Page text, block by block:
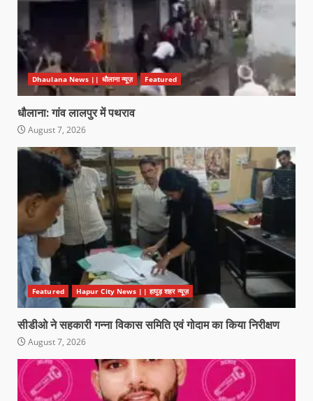
Dhaulana News || धौलाना न्यूज़ Featured
धौलाना: गांव लालपुर में पथराव
August 7, 2026
Featured Hapur City News || हापुड़ शहर न्यूज़
सीडीओ ने सहकारी गन्ना विकास समिति एवं गोदाम का किया निरीक्षण
August 7, 2026